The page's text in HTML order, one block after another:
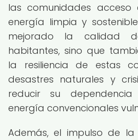
las comunidades
energía limpia y
mejorado la calidad
habitantes, sino que
la resiliencia de estas
desastres naturales y
reducir su
energía convencionales
Además, el impulso de